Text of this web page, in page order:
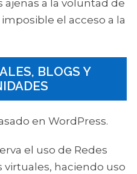
a la voluntad de
el acceso a la
BLOGS Y
en WordPress.
el uso de Redes
virtuales, haciendo uso